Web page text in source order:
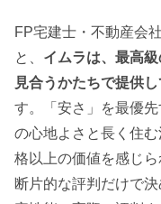
FP宅建士・不動産会
と、 イムラは、最高
見合うかたちで提供
す。「安さ」を最優
の心地よさと長く住
格以上の価値を感じ
断片的な評判だけで